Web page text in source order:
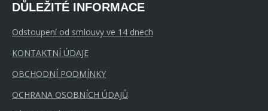
DŮLEŽITÉ INFORMACE
Odstoupení od smlouvy ve 14 dnech
KONTAKTNÍ ÚDAJE
OBCHODNÍ PODMÍNKY
OCHRANA OSOBNÍCH ÚDAJŮ